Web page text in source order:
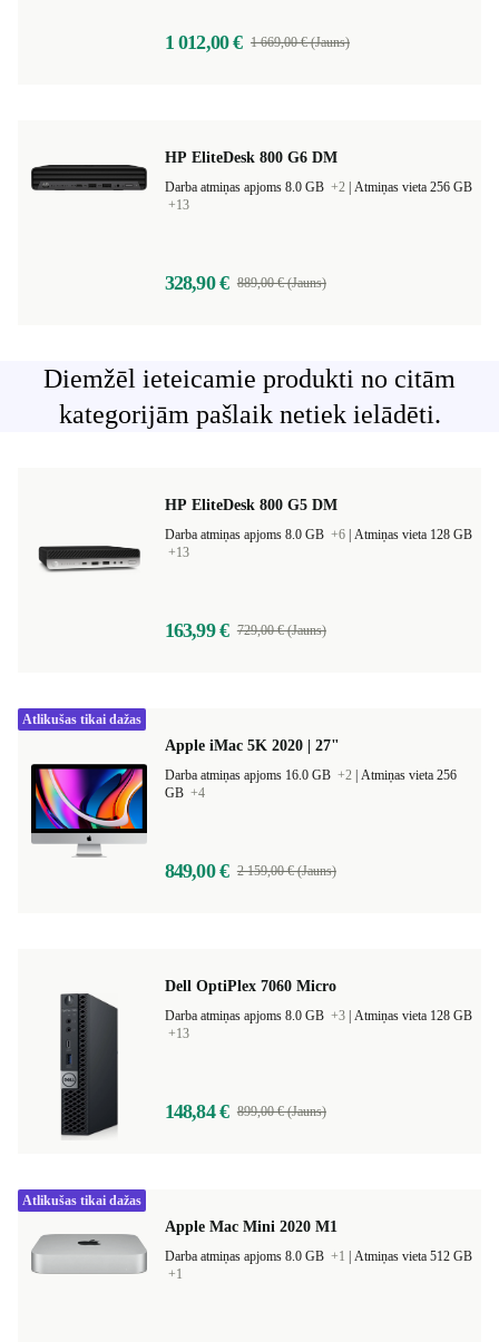
1 012,00 € 1 669,00 € (Jauns)
HP EliteDesk 800 G6 DM
Darba atmiņas apjoms 8.0 GB +2 Atmiņas vieta 256 GB
+13
328,90 € 889,00 € (Jauns)
Diemžēl ieteicamie produkti no citām
kategorijām pašlaik netiek ielādēti.
HP EliteDesk 800 G5 DM
Darba atmiņas apjoms 8.0 GB +6 Atmiņas vieta 128 GB
+13
163,99 € 729,00 € (Jauns)
Apple iMac 5K 2020 | 27"
Darba atmiņas apjoms 16.0 GB +2 Atmiņas vieta 256
GB +4
849,00 € 2 159,00 € (Jauns)
Atlikušas tikai dažas
Dell OptiPlex 7060 Micro
Darba atmiņas apjoms 8.0 GB +3 Atmiņas vieta 128 GB
+13
148,84 € 899,00 € (Jauns)
Apple Mac Mini 2020 M1
Darba atmiņas apjoms 8.0 GB +1
Atmiņas vieta 512 GB
+1
Atlikušas tikai dažas